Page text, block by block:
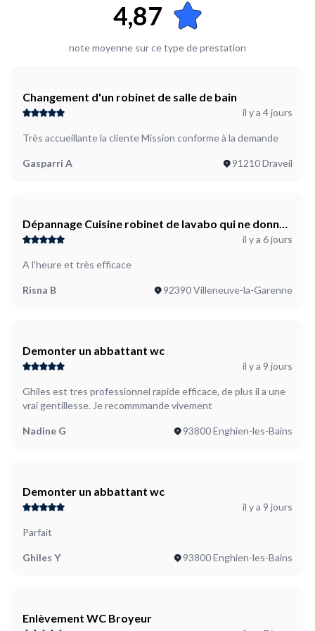
4,87
note moyenne sur ce type de prestation
Changement d'un robinet de salle de bain
il y a 4 jours
Très accueillante la cliente Mission conforme à la demande
Gasparri A 91210 Draveil
Dépannage Cuisine robinet de lavabo qui ne donne
plus d'eau (l'eau coule dans tout le reste de lail y a 6 jours
A l’heure et très efficace
Risna B 92390 Villeneuve-la-Garenne
Demonter un abbattant wc
il y a 9 jours
Ghiles est tres professionnel rapide efficace, de plus il a une
vrai gentillesse. Je recommmande vivement
Nadine G 93800 Enghien-les-Bains
Demonter un abbattant wc
il y a 9 jours
Parfait
Ghiles Y 93800 Enghien-les-Bains
Enlèvement WC Broyeur